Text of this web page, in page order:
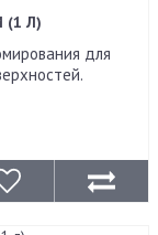
(1 Л)
для